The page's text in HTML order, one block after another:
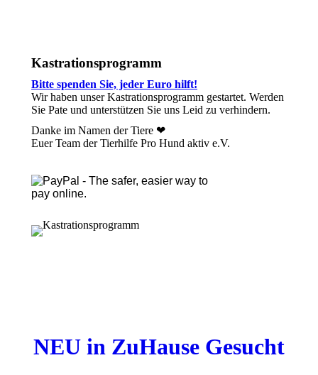
Kastrationsprogramm
Bitte spenden Sie, jeder Euro hilft!
Wir haben unser Kastrationsprogramm gestartet. Werden
Sie Pate und unterstützen Sie uns Leid zu verhindern.
Danke im Namen der Tiere ❤
Euer Team der Tierhilfe Pro Hund aktiv e.V.
NEU in ZuHause Gesucht